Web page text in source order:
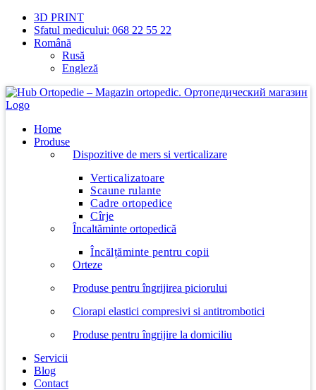
Skip
content
3D PRINT
Sfatul medicului: 068 22 55 22
Română
Rusă
Engleză
Home
Produse
Dispozitive de mers si verticalizare
Verticalizatoare
Scaune rulante
Cadre ortopedice
Cîrje
Încaltăminte ortopedică
Încălțăminte pentru copii
Orteze
Produse pentru îngrijirea piciorului
Ciorapi elastici compresivi si antitrombotici
Produse pentru îngrijire la domiciliu
Servicii
Blog
Contact